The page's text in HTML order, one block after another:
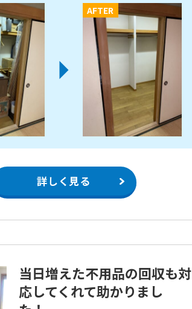
AFTER
詳しく見る
当日増えた不用品の回収も対
応してくれて助かりまし